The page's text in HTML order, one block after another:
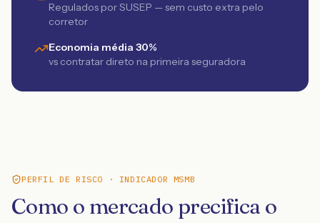
Regulados por SUSEP — sem custo extra pelo
corretor
Economia média 30%
vs contratar direto na primeira seguradora
PERFIL DE RISCO · INDICADOR MSMB
Como o mercado precifica o